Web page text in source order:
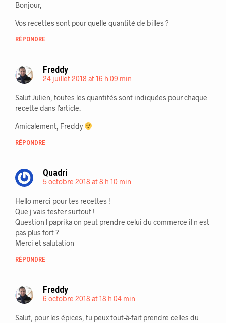
Bonjour,
Vos recettes sont pour quelle quantité de billes ?
RÉPONDRE
Freddy
24 juillet 2018 at 16 h 09 min
Salut Julien, toutes les quantités sont indiquées pour chaque
recette dans l’article.
Amicalement, Freddy
RÉPONDRE
Quadri
5 octobre 2018 at 8 h 10 min
Hello merci pour tes recettes !
Que j vais tester surtout !
Question l paprika on peut prendre celui du commerce il n est
pas plus fort ?
Merci et salutation
RÉPONDRE
Freddy
6 octobre 2018 at 18 h 04 min
Salut, pour les épices, tu peux tout-à-fait prendre celles du